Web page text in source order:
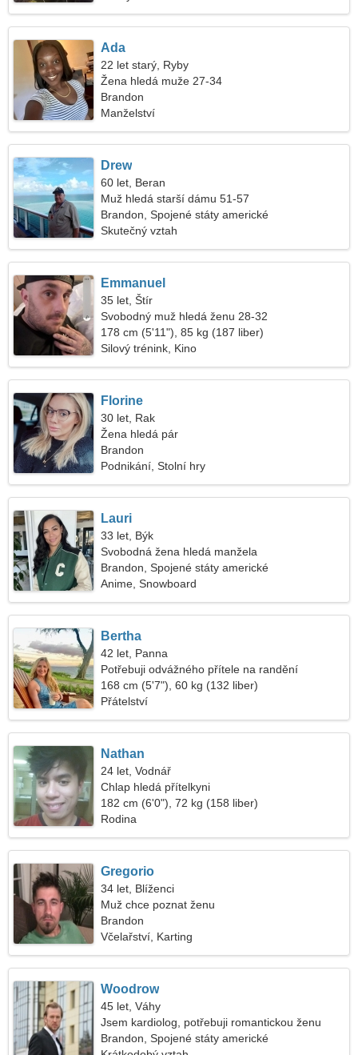
Ada
22 let starý, Ryby
Žena hledá muže 27-34
Brandon
Manželství
Drew
60 let, Beran
Muž hledá starší dámu 51-57
Brandon, Spojené státy americké
Skutečný vztah
Emmanuel
35 let, Štír
Svobodný muž hledá ženu 28-32
178 cm (5'11"), 85 kg (187 liber)
Silový trénink, Kino
Florine
30 let, Rak
Žena hledá pár
Brandon
Podnikání, Stolní hry
Lauri
33 let, Býk
Svobodná žena hledá manžela
Brandon, Spojené státy americké
Anime, Snowboard
Bertha
42 let, Panna
Potřebuji odvážného přítele na randění
168 cm (5'7"), 60 kg (132 liber)
Přátelství
Nathan
24 let, Vodnář
Chlap hledá přítelkyni
182 cm (6'0"), 72 kg (158 liber)
Rodina
Gregorio
34 let, Blíženci
Muž chce poznat ženu
Brandon
Včelařství, Karting
Woodrow
45 let, Váhy
Jsem kardiolog, potřebuji romantickou ženu
Brandon, Spojené státy americké